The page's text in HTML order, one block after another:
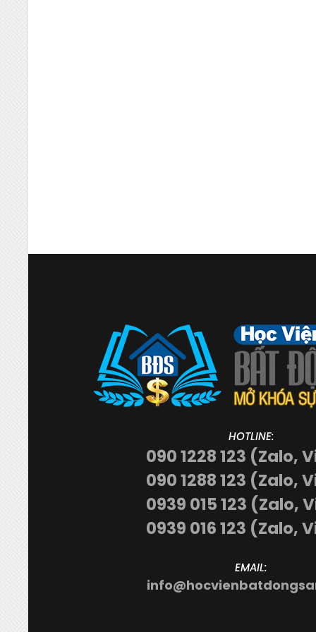
HOTLINE:
090 1228 123 (Zalo,
090 1288 123 (Zalo,
0939 015 123 (Zalo,
0939 016 123 (Zalo,
EMAIL: